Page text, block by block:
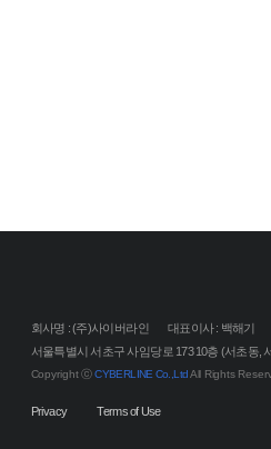
회사명 : (주)사이버라인 대표이사 : 백해기
서울특별시 서초구 사임당로 173 10층 (서초동,
Copyright ⓒCYBERLINE Co.,LtdAll Rights
Privacy Terms of Use